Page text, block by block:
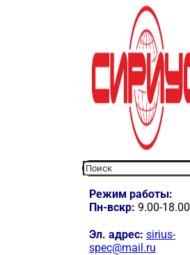
Режим работы:
Пн-вскр: 9.00-18.00
Эл. адрес: sirius-
spec@mail.ru